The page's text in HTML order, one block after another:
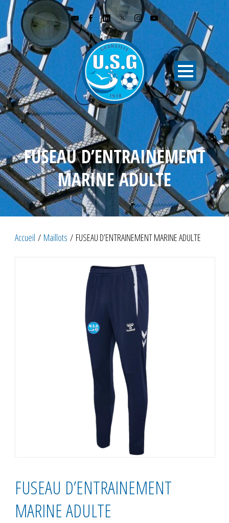
FUSEAU D’ENTRAINEMENT
MARINE ADULTE
Accueil / Maillots / FUSEAU D’ENTRAINEMENT MARINE ADULTE
FUSEAU D’ENTRAINEMENT
MARINE ADULTE